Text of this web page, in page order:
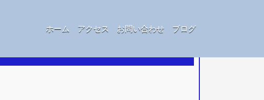
ホーム アクセス お問い合わせ ブログ